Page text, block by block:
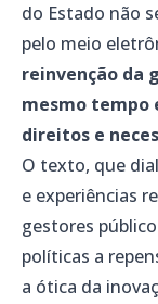
do Estado não
pelo meio
reinvenção da
mesmo tempo
direitos e
O texto, que
e experiências
gestores
políticas a
a ótica da